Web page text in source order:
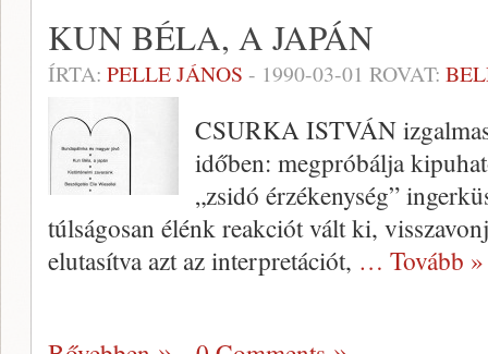
KUN BÉLA, A JAPÁN
ÍRTA: PELLE JÁNOS - 1990-03-01 ROVAT:
CSURKA ISTVÁN
időben: megpróbálja
„zsidó érzékenység”
túlságosan élénk reakciót vált ki,
elutasítva azt az interpretációt, … Tovább »